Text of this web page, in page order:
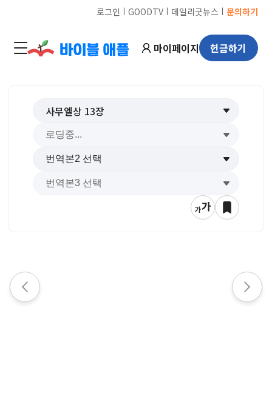
로그인 ㅣ GOODTVㅣ 데일리굿뉴스 ㅣ 문의하기
마이페이지 헌금하기
사무엘상 13장